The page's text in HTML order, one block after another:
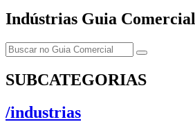
Indústrias Guia Comercial
SUBCATEGORIAS
/industrias